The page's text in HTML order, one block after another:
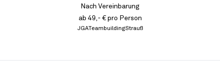
Nach Vereinbarung
ab 49,- € pro Person
JGATeambuildingStrauß